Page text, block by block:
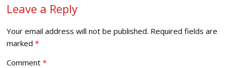
Leave a Reply
Your email address will not be published. Required fields are
marked*
Comment*